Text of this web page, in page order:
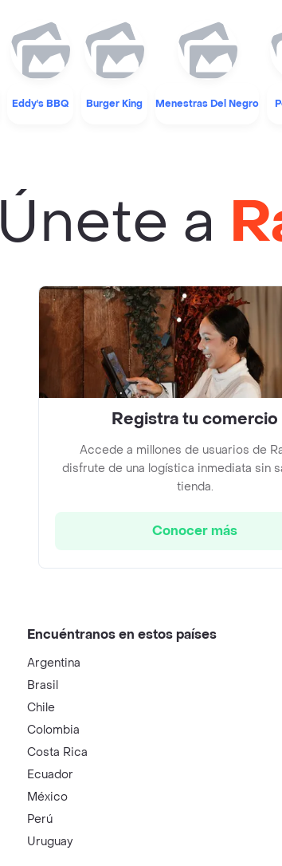
Eddy's BBQ Burger King Menestras Del Negro
Únete a
Registra tu comercio
Accede a millones de usuarios de
disfrute de una logística inmediata sin
tienda.
Conocer más
Encuéntranos en estos países
Argentina
Brasil
Chile
Colombia
Costa Rica
Ecuador
México
Perú
Uruguay